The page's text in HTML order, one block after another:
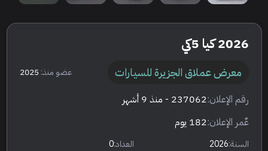
2026 كيا 5كي
معرض عملاق الجزيرة للسيارات عضو منذ:2025
رقم الإعلان:237062 - منذ 9 أشهر
عٌمر الإعلان:182 يوم
السنة:2026 العداد:0